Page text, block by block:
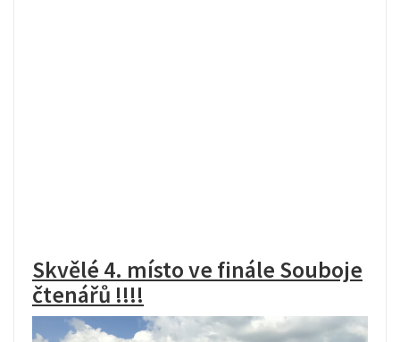
Skvělé 4. místo ve finále Souboje
čtenářů !!!!